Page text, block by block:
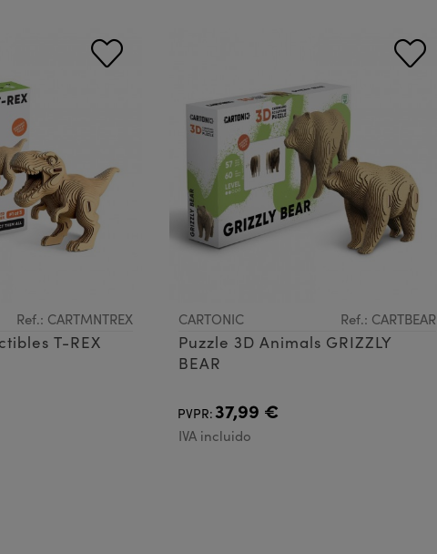
Ref.: CARTMNTREX
T-REX
CARTONIC Ref.: CARTBEAR
Puzzle 3D Animals GRIZZLY
BEAR
PVPR:37,99 €
IVA incluido